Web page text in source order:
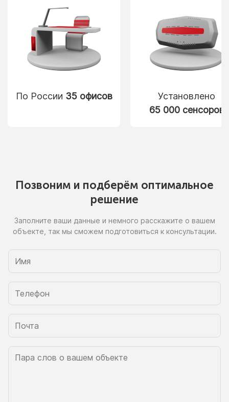
По России 35 офисов
Установлено
65 000 сенсоров
Позвоним и подберём оптимальное
решение
Заполните ваши данные и немного расскажите о вашем
объекте, так мы сможем подготовиться к консультации.